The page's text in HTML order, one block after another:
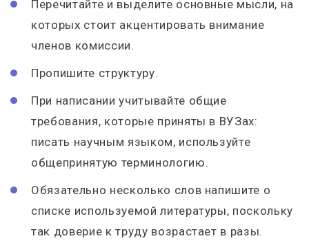
Перечитайте и выделите основные мысли, на
которых стоит акцентировать внимание
членов комиссии.
Пропишите структуру.
При написании учитывайте общие
требования, которые приняты в ВУЗах:
писать научным языком, используйте
общепринятую терминологию.
Обязательно несколько слов напишите о
списке используемой литературы, поскольку
так доверие к труду возрастает в разы.